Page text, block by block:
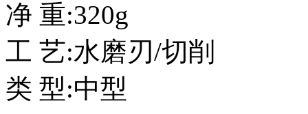
净 重:320g
工 艺:水磨刃/切削
类 型:中型